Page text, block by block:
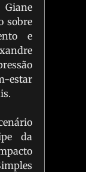
sobre
e
estar
da